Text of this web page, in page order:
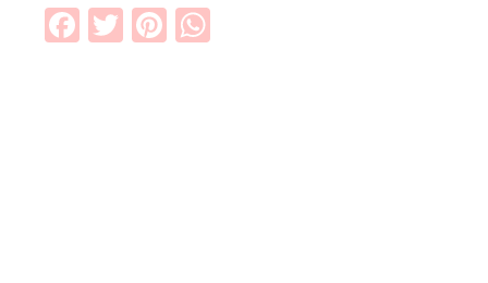
Facebook
TwitterPinterest
WhatsApp